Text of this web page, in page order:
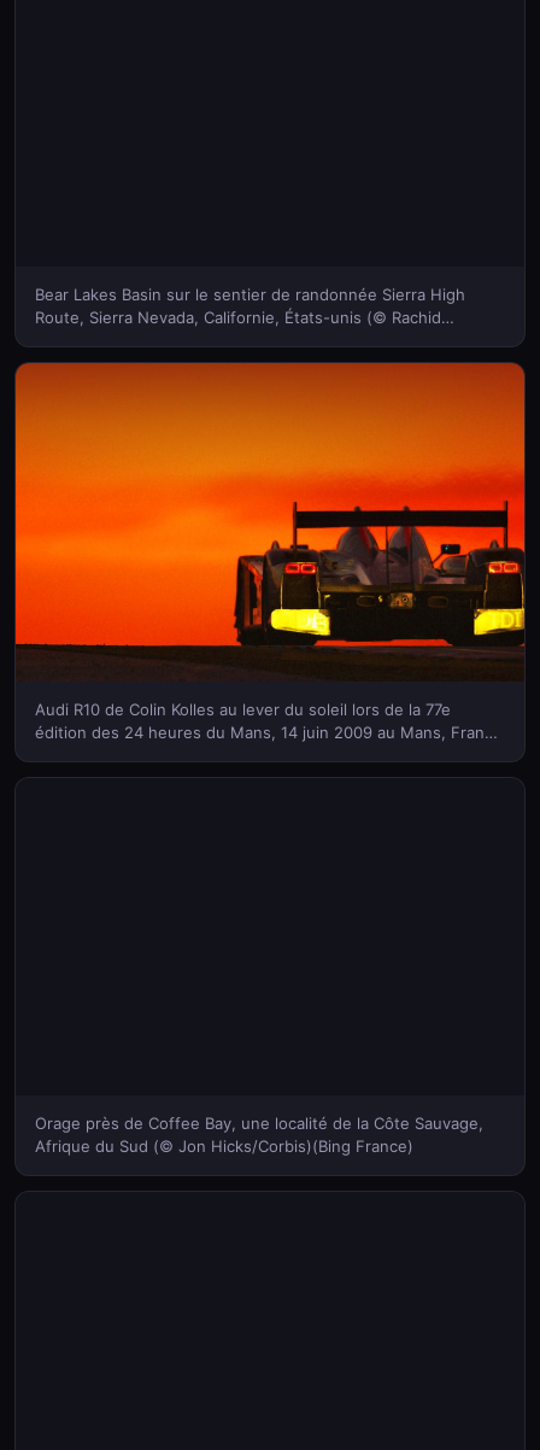
Bear Lakes Basin sur le sentier de randonnée Sierra High
Route, Sierra Nevada, Californie, États-unis (© Rachid
Audi R10 de Colin Kolles au lever du soleil lors de la 77e
édition des 24 heures du Mans, 14 juin 2009 au Mans, France
Orage près de Coffee Bay, une localité de la Côte Sauvage,
Afrique du Sud (© Jon Hicks/Corbis)(Bing France)